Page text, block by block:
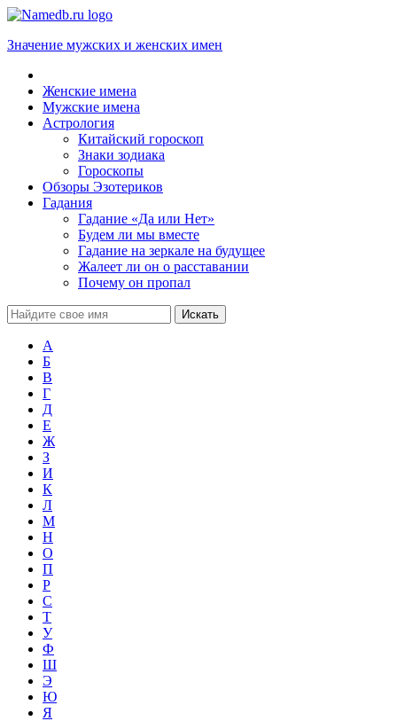
Значение мужских и женских имен
Женские имена
Мужские имена
Астрология
Китайский гороскоп
Знаки зодиака
Гороскопы
Обзоры Эзотериков
Гадания
Гадание «Да или Нет»
Будем ли мы вместе
Гадание на зеркале на будущее
Жалеет ли он о расставании
Почему он пропал
А
Б
В
Г
Д
Е
Ж
З
И
К
Л
М
Н
О
П
Р
С
Т
У
Ф
Ш
Э
Ю
Я